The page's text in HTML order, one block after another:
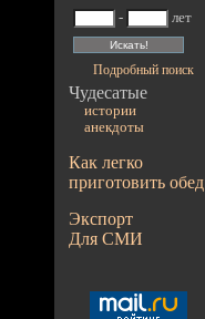
-
лет
Подробный поиск
Чудесатые
истории
анекдоты
Как легко
приготовить обед
Экспорт
Для СМИ